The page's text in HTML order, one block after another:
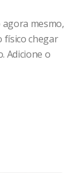
agora mesmo,
físico chegar
Adicione o